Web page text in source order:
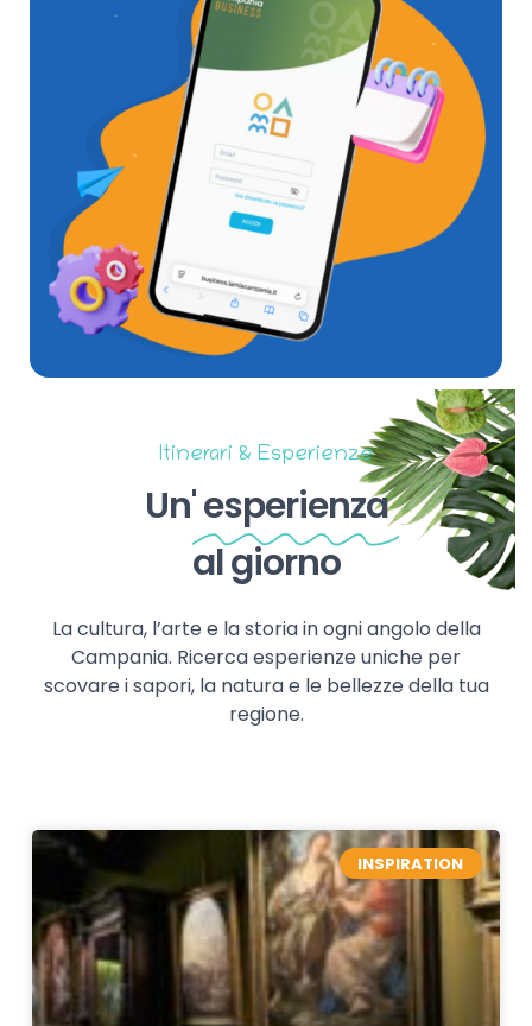
Itinerari & Esperienze
Un'esperienza
al giorno
La cultura, l’arte e la storia in ogni angolo della
Campania. Ricerca esperienze uniche per
scovare i sapori, la natura e le bellezze della tua
regione.
INSPIRATION